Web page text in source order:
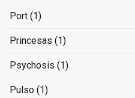
Port (1)
Princesas (1)
Psychosis (1)
Pulso (1)